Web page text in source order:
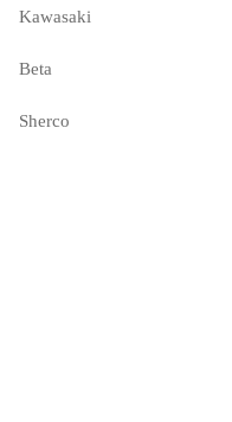
Kawasaki
Beta
Sherco